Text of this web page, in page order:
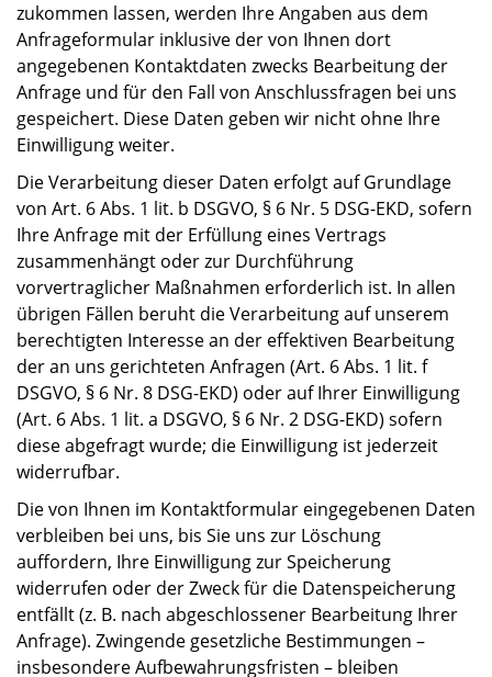
zukommen lassen, werden Ihre Angaben aus dem
Anfrageformular inklusive der von Ihnen dort
angegebenen Kontaktdaten zwecks Bearbeitung der
Anfrage und für den Fall von Anschlussfragen bei uns
gespeichert. Diese Daten geben wir nicht ohne Ihre
Einwilligung weiter.
Die Verarbeitung dieser Daten erfolgt auf Grundlage
von Art. 6 Abs. 1 lit. b DSGVO, § 6 Nr. 5 DSG-EKD, sofern
Ihre Anfrage mit der Erfüllung eines Vertrags
zusammenhängt oder zur Durchführung
vorvertraglicher Maßnahmen erforderlich ist. In allen
übrigen Fällen beruht die Verarbeitung auf unserem
berechtigten Interesse an der effektiven Bearbeitung
der an uns gerichteten Anfragen (Art. 6 Abs. 1 lit. f
DSGVO, § 6 Nr. 8 DSG-EKD) oder auf Ihrer Einwilligung
(Art. 6 Abs. 1 lit. a DSGVO, § 6 Nr. 2 DSG-EKD) sofern
diese abgefragt wurde; die Einwilligung ist jederzeit
widerrufbar.
Die von Ihnen im Kontaktformular eingegebenen Daten
verbleiben bei uns, bis Sie uns zur Löschung
auffordern, Ihre Einwilligung zur Speicherung
widerrufen oder der Zweck für die Datenspeicherung
entfällt (z. B. nach abgeschlossener Bearbeitung Ihrer
Anfrage). Zwingende gesetzliche Bestimmungen –
insbesondere Aufbewahrungsfristen – bleiben